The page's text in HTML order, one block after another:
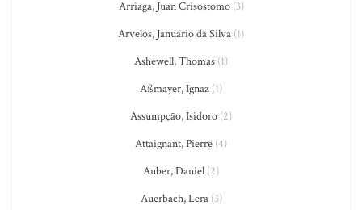
Arriaga, Juan Crisostomo(3)
Arvelos, Januário da Silva (1)
Ashewell, Thomas (1)
Aßmayer, Ignaz (1)
Assumpção, Isidoro (2)
Attaignant, Pierre (4)
Auber, Daniel (2)
Auerbach, Lera(3)